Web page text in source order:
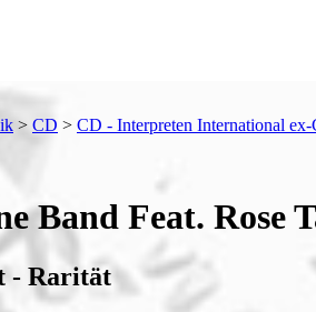
> CD > CD - Interpreten International ex-
Band Feat. Rose
- Rarität